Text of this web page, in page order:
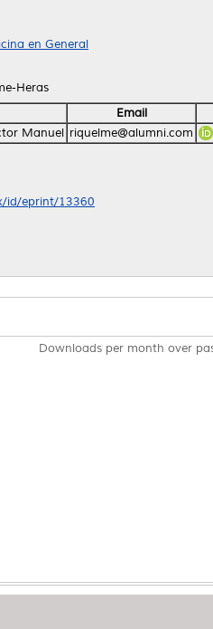
en General
Heras
Email
Manuel riquelme@alumni.com
id/eprint/13360
Downloads per month over